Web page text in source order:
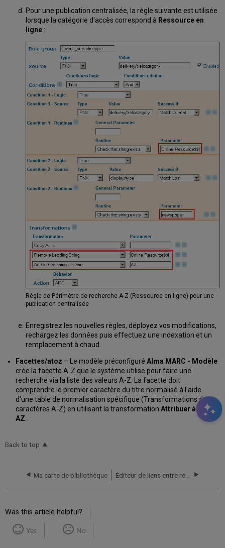
Pour une publication centralisée, la règle suivante est utilisée
lorsque la catégorie d'accès correspond à Ressource en
ligne:
Règle de Périmètre de recherche A-Z (Ressource en ligne) pour une
publication centralisée
Enregistrez les nouvelles règles, déployez vos modifications,
rechargez les données puis effectuez une indexation et un
remplacement à chaud.
Facettes/atoz – Le modèle préconfiguré Alma MARC - Modèle
crée la facette A-Z que le système utilise pour faire une
recherche via la liste des valeurs A-Z. La facette doit
comprendre le premier caractère du titre normalisé à l'aide
d'une table de normalisation spécifique (Transformations des
caractères A-Z) en utilisant la transformation Attribuer à la liste
AZ
Back to top
Ma carte de bibliothèque
Was this article helpful?
Yes No